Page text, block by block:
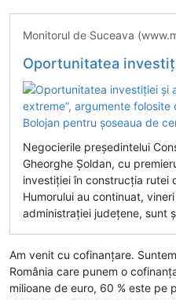
Oportunitatea investiției și amenințarea cu „măsuri extreme”, argumente folosite
Negocierile președintelui
Gheorghe Șoldan, cu
investiției în construcția rutei
Humorului au continuat,
administrației județene, sunt
Am venit cu cofinanțare.
România care punem o
milioane de euro, 60 % este pe